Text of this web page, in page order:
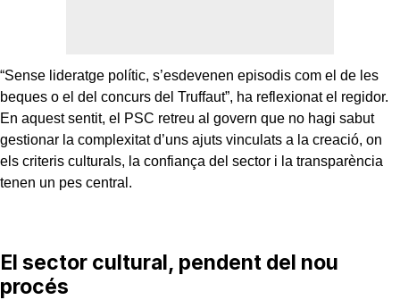
“Sense lideratge polític, s’esdevenen episodis com el de les
beques o el del concurs del Truffaut”, ha reflexionat el regidor.
En aquest sentit, el PSC retreu al govern que no hagi sabut
gestionar la complexitat d’uns ajuts vinculats a la creació, on
els criteris culturals, la confiança del sector i la transparència
tenen un pes central.
El sector cultural, pendent del nou
procés